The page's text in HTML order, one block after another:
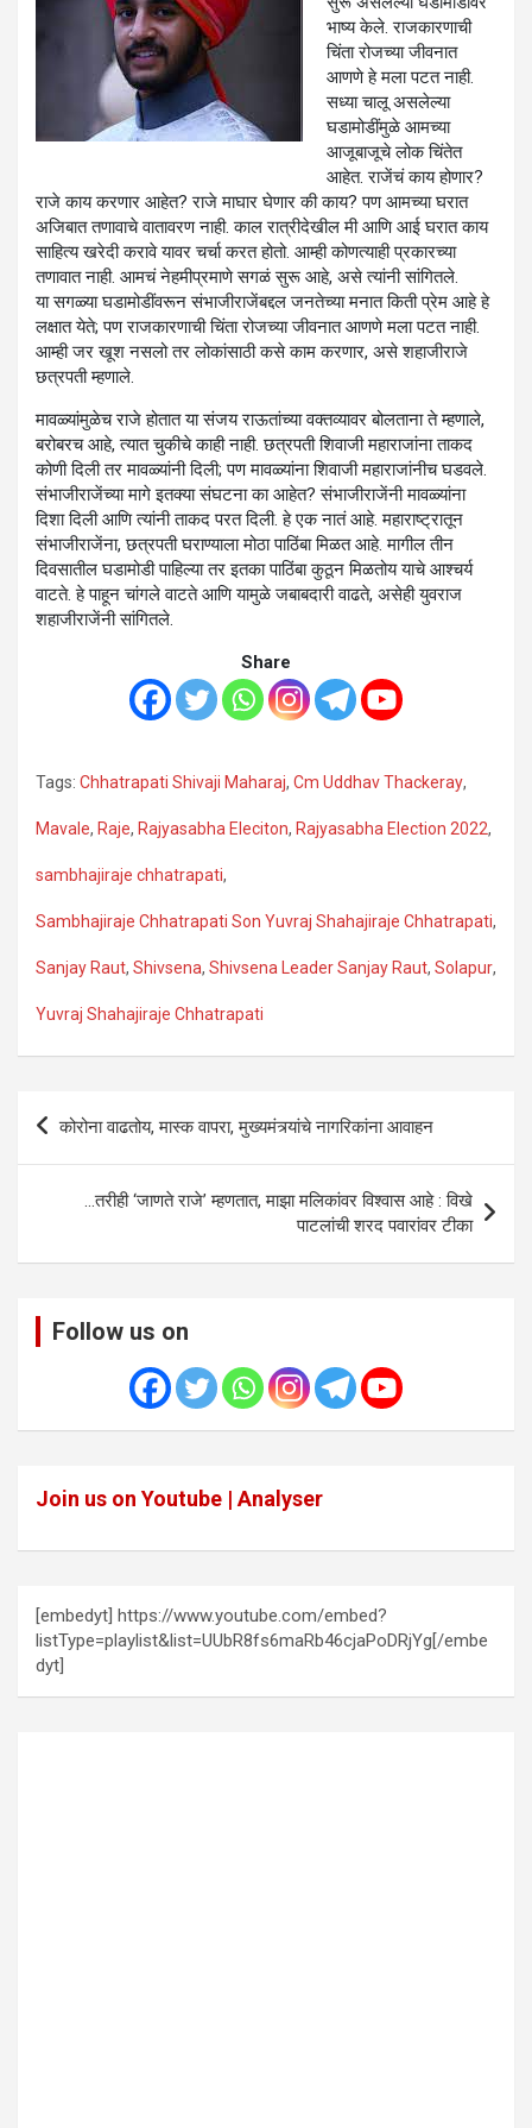
भाष्य केले. राजकारणाची
चिंता रोजच्या जीवनात
आणणे हे मला पटत नाही.
सध्या चालू असलेल्या
घडामोडींमुळे आमच्या
आजूबाजूचे लोक चिंतेत
आहेत. राजेंचं काय होणार?
राजे काय करणार आहेत? राजे माघार घेणार की काय? पण आमच्या घरात
अजिबात तणावाचे वातावरण नाही. काल रात्रीदेखील मी आणि आई घरात काय
साहित्य खरेदी करावे यावर चर्चा करत होतो. आम्ही कोणत्याही प्रकारच्या
तणावात नाही. आमचं नेहमीप्रमाणे सगळं सुरू आहे, असे त्यांनी सांगितले.
या सगळ्या घडामोडींवरून संभाजीराजेंबद्दल जनतेच्या मनात किती प्रेम आहे हे
लक्षात येते; पण राजकारणाची चिंता रोजच्या जीवनात आणणे मला पटत नाही.
आम्ही जर खूश नसलो तर लोकांसाठी कसे काम करणार, असे शहाजीराजे
छत्रपती म्हणाले.
मावळ्यांमुळेच राजे होतात या संजय राऊतांच्या वक्तव्यावर बोलताना ते म्हणाले,
बरोबरच आहे, त्यात चुकीचे काही नाही. छत्रपती शिवाजी महाराजांना ताकद
कोणी दिली तर मावळ्यांनी दिली; पण मावळ्यांना शिवाजी महाराजांनीच घडवले.
संभाजीराजेंच्या मागे इतक्या संघटना का आहेत? संभाजीराजेंनी मावळ्यांना
दिशा दिली आणि त्यांनी ताकद परत दिली. हे एक नातं आहे. महाराष्ट्रातून
संभाजीराजेंना, छत्रपती घराण्याला मोठा पाठिंबा मिळत आहे. मागील तीन
दिवसातील घडामोडी पाहिल्या तर इतका पाठिंबा कुठून मिळतोय याचे आश्चर्य
वाटते. हे पाहून चांगले वाटते आणि यामुळे जबाबदारी वाढते, असेही युवराज
शहाजीराजेंनी सांगितले.
Share
Tags: Chhatrapati Shivaji Maharaj, Cm Uddhav Thackeray,
Mavale, Raje, Rajyasabha Eleciton, Rajyasabha Election 2022,
sambhajiraje chhatrapati,
Sambhajiraje Chhatrapati Son Yuvraj Shahajiraje Chhatrapati,
Sanjay Raut, Shivsena, Shivsena Leader Sanjay Raut, Solapur,
Yuvraj Shahajiraje Chhatrapati
Post
navigation
कोरोना वाढतोय, मास्क वापरा, मुख्यमंत्र्यांचे नागरिकांना आवाहन
…तरीही ‘जाणते राजे’ म्हणतात, माझा मलिकांवर विश्वास आहे : विखे
पाटलांची शरद पवारांवर टीका
Follow us on
Join us on Youtube | Analyser
[embedyt] https://www.youtube.com/embed?
listType=playlist&list=UUbR8fs6maRb46cjaPoDRjYg[/embe
dyt]